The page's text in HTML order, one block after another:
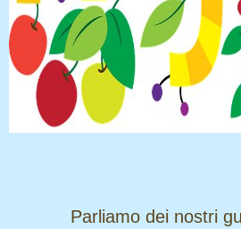
​​​​​​​Parliamo dei nostri